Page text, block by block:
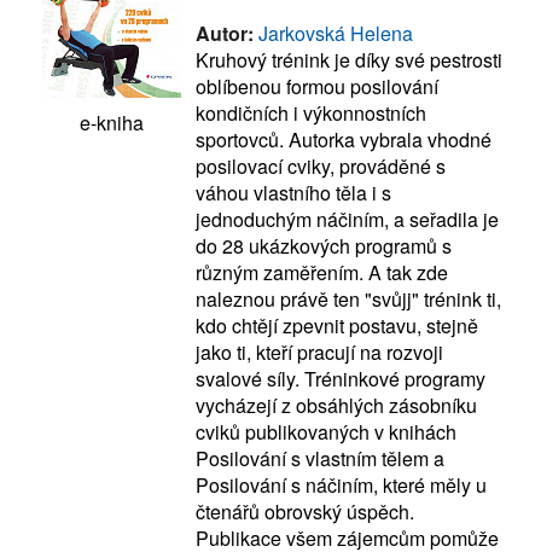
e-kniha
Autor: Jarkovská Helena
Kruhový trénink je díky své pestrosti
oblíbenou formou posilování
kondičních i výkonnostních
sportovců. Autorka vybrala vhodné
posilovací cviky, prováděné s
váhou vlastního těla i s
jednoduchým náčiním, a seřadila je
do 28 ukázkových programů s
různým zaměřením. A tak zde
naleznou právě ten "svůjj" trénink ti,
kdo chtějí zpevnit postavu, stejně
jako ti, kteří pracují na rozvoji
svalové síly. Tréninkové programy
vycházejí z obsáhlých zásobníku
cviků publikovaných v knihách
Posilování s vlastním tělem a
Posilování s náčiním, které měly u
čtenářů obrovský úspěch.
Publikace všem zájemcům pomůže